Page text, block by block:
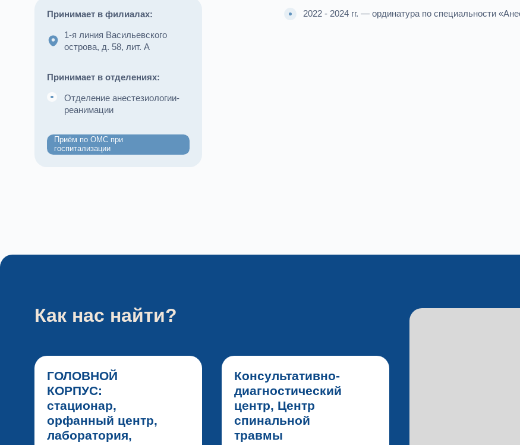
Принимает в филиалах:
1-я линия Васильевского
острова, д. 58, лит. А
Принимает в отделениях:
Отделение анестезиологии-
реанимации
Приём по ОМС при
госпитализации
2022 - 2024 гг. — ординатура по специальности
Как нас найти?
ГОЛОВНОЙ
КОРПУС:
стационар,
орфанный центр,
лаборатория,
Консультативно-
диагностический
центр, Центр
спинальной
травмы